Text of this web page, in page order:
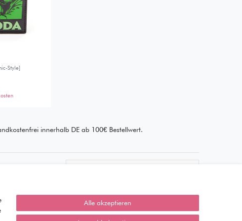
Style]
innerhalb DE ab 100€ Bestellwert.
abholen?
Ist die Ware neuverpackt?
Alle akzeptieren